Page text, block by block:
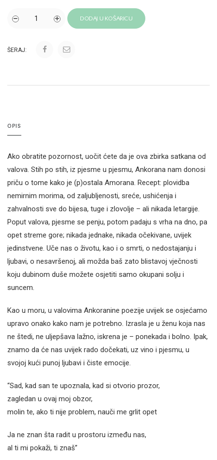
DODAJ U KOŠARICU
ŠERAJ:
OPIS
Ako obratite pozornost, uočit ćete da je ova zbirka satkana od
valova. Stih po stih, iz pjesme u pjesmu, Ankorana nam donosi
priču o tome kako je (p)ostala Amorana. Recept: plovidba
nemirnim morima, od zaljubljenosti, sreće, ushićenja i
zahvalnosti sve do bijesa, tuge i zlovolje – ali nikada letargije.
Poput valova, pjesme se penju, potom padaju s vrha na dno, pa
opet streme gore; nikada jednake, nikada očekivane, uvijek
jedinstvene. Uče nas o životu, kao i o smrti, o nedostajanju i
ljubavi, o nesavršenoj, ali možda baš zato blistavoj vječnosti
koju dubinom duše možete osjetiti samo okupani solju i
suncem.
Kao u moru, u valovima Ankoranine poezije uvijek se osjećamo
upravo onako kako nam je potrebno. Izrasla je u ženu koja nas
ne štedi, ne uljepšava lažno, iskrena je – ponekada i bolno. Ipak,
znamo da će nas uvijek rado dočekati, uz vino i pjesmu, u
svojoj kući punoj ljubavi i čiste emocije.
“Sad, kad san te upoznala, kad si otvorio prozor,
zagledan u ovaj moj obzor,
molin te, ako ti nije problem, nauči me grlit opet
Ja ne znan šta radit u prostoru između nas,
al ti mi pokaži, ti znaš”